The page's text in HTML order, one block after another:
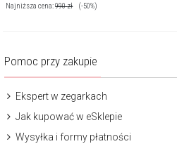
Najniższa cena:990zł (-50%)
Pomoc przy zakupie
Ekspert w zegarkach
Jak kupować w eSklepie
Wysyłka i formy płatności